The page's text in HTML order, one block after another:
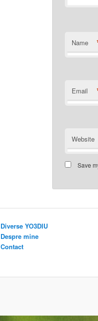
Name
Email
Website
Save
Diverse YO3DIU
Despre mine
Contact